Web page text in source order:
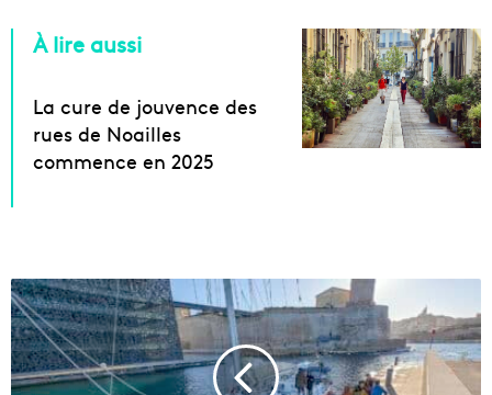
À lire aussi
La cure de jouvence des
rues de Noailles
commence en 2025
V
i
d
é
o